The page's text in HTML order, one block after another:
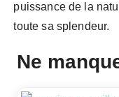
puissance de la
toute sa splendeur.
Ne